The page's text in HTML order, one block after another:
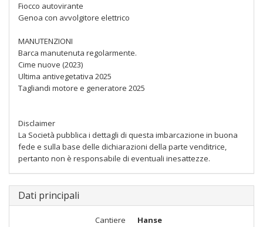
Fiocco autovirante
Genoa con avvolgitore elettrico
MANUTENZIONI
Barca manutenuta regolarmente.
Cime nuove (2023)
Ultima antivegetativa 2025
Tagliandi motore e generatore 2025
Disclaimer
La Società pubblica i dettagli di questa imbarcazione in buona
fede e sulla base delle dichiarazioni della parte venditrice,
pertanto non è responsabile di eventuali inesattezze.
Dati principali
Cantiere
Hanse